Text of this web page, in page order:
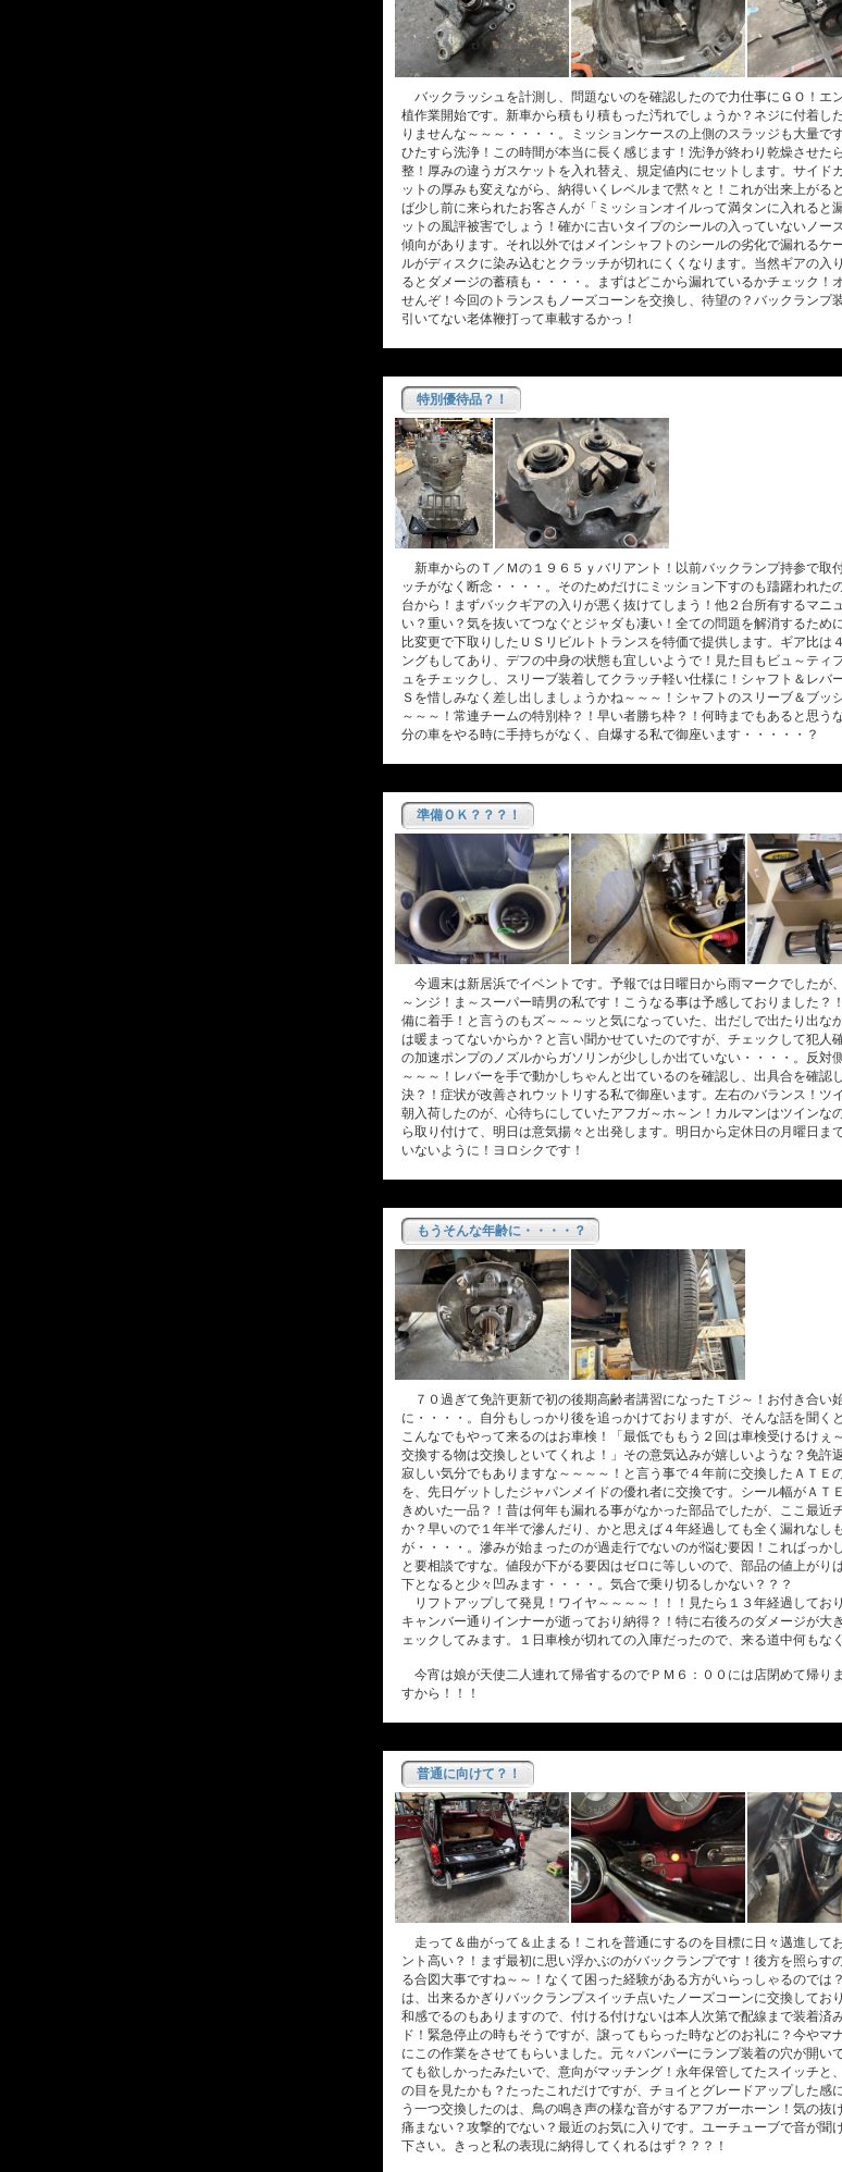
バックラッシュを計測し、問題ないのを確認したので力仕事にＧＯ！エ
植作業開始です。新車から積もり積もった汚れでしょうか？ネジに付着し
りませんな～～～・・・・。ミッションケースの上側のスラッジも大量で
ひたすら洗浄！この時間が本当に長く感じます！洗浄が終わり乾燥させた
整！厚みの違うガスケットを入れ替え、規定値内にセットします。サイド
ットの厚みも変えながら、納得いくレベルまで黙々と！これが出来上がる
ば少し前に来られたお客さんが「ミッションオイルって満タンに入れると
ットの風評被害でしょう！確かに古いタイプのシールの入っていないノー
傾向があります。それ以外ではメインシャフトのシールの劣化で漏れるケ
ルがディスクに染み込むとクラッチが切れにくくなります。当然ギアの入
るとダメージの蓄積も・・・・。まずはどこから漏れているかチェック！
せんぞ！今回のトランスもノーズコーンを交換し、待望の？バックランプ
引いてない老体鞭打って車載するかっ！
特別優待品？！
新車からのＴ／Ｍの１９６５ｙバリアント！以前バックランプ持参で取
ッチがなく断念・・・・。そのためだけにミッション下すのも躊躇われた
台から！まずバックギアの入りが悪く抜けてしまう！他２台所有するマニ
い？重い？気を抜いてつなぐとジャダも凄い！全ての問題を解消するため
比変更で下取りしたＵＳリビルトトランスを特価で提供します。ギア比は
ングもしてあり、デフの中身の状態も宜しいようで！見た目もビュ～ティ
ュをチェックし、スリーブ装着してクラッチ軽い仕様に！シャフト＆レバ
Ｓを惜しみなく差し出しましょうかね～～～！シャフトのスリーブ＆ブッ
～～～！常連チームの特別枠？！早い者勝ち枠？！何時までもあると思う
分の車をやる時に手持ちがなく、自爆する私で御座います・・・・・？
準備ＯＫ？？？！
今週末は新居浜でイベントです。予報では日曜日から雨マークでしたが
～ンジ！ま～スーパー晴男の私です！こうなる事は予感しておりました？
備に着手！と言うのもズ～～～ッと気になっていた、出だしで出たり出な
は暖まってないからか？と言い聞かせていたのですが、チェックして犯人
の加速ポンプのノズルからガソリンが少ししか出ていない・・・・。反対
～～～！レバーを手で動かしちゃんと出ているのを確認し、出具合を確認
決？！症状が改善されウットリする私で御座います。左右のバランス！ツ
朝入荷したのが、心待ちにしていたアフガ～ホ～ン！カルマンはツインな
ら取り付けて、明日は意気揚々と出発します。明日から定休日の月曜日ま
いないように！ヨロシクです！
もうそんな年齢に・・・・？
７０過ぎて免許更新で初の後期高齢者講習になったＴジ～！お付き合い
に・・・・。自分もしっかり後を追っかけておりますが、そんな話を聞く
こんなでもやって来るのはお車検！「最低でももう２回は車検受けるけぇ
交換する物は交換しといてくれよ！」その意気込みが嬉しいような？免許
寂しい気分でもありますな～～～～！と言う事で４年前に交換したＡＴＥ
を、先日ゲットしたジャパンメイドの優れ者に交換です。シール幅がＡＴ
きめいた一品？！昔は何年も漏れる事がなかった部品でしたが、ここ最近
か？早いので１年半で滲んだり、かと思えば４年経過しても全く漏れなし
が・・・・。滲みが始まったのが過走行でないのが悩む要因！こればっか
と要相談ですな。値段が下がる要因はゼロに等しいので、部品の値上がり
下となると少々凹みます・・・・。気合で乗り切るしかない？？？
リフトアップして発見！ワイヤ～～～～！！！見たら１３年経過してお
キャンバー通りインナーが逝っており納得？！特に右後ろのダメージが大
ェックしてみます。１日車検が切れての入庫だったので、来る道中何もな
今宵は娘が天使二人連れて帰省するのでＰＭ６：００には店閉めて帰り
すから！！！
普通に向けて？！
走って＆曲がって＆止まる！これを普通にするのを目標に日々邁進して
ント高い？！まず最初に思い浮かぶのがバックランプです！後方を照らす
る合図大事ですね～～！なくて困った経験がある方がいらっしゃるのでは
は、出来るかぎりバックランプスイッチ点いたノーズコーンに交換してお
和感でるのもありますので、付ける付けないは本人次第で配線まで装着済
ド！緊急停止の時もそうですが、譲ってもらった時などのお礼に？今やマ
にこの作業をさせてもらいました。元々バンパーにランプ装着の穴が開い
ても欲しかったみたいで、意向がマッチング！永年保管してたスイッチと
の目を見たかも？たったこれだけですが、チョイとグレードアップした感
う一つ交換したのは、鳥の鳴き声の様な音がするアフガーホーン！気の抜
痛まない？攻撃的でない？最近のお気に入りです。ユーチューブで音が聞
下さい。きっと私の表現に納得してくれるはず？？？！